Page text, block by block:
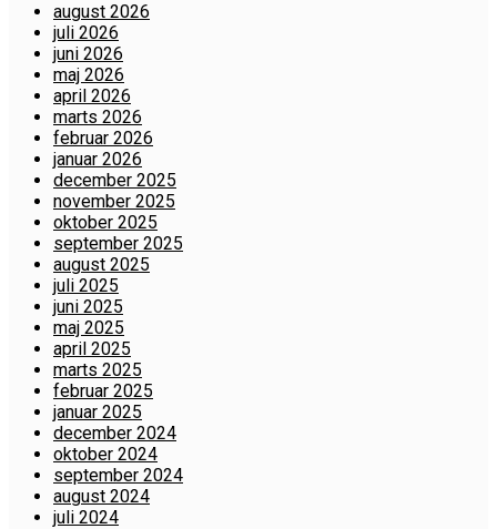
august 2026
juli 2026
juni 2026
maj 2026
april 2026
marts 2026
februar 2026
januar 2026
december 2025
november 2025
oktober 2025
september 2025
august 2025
juli 2025
juni 2025
maj 2025
april 2025
marts 2025
februar 2025
januar 2025
december 2024
oktober 2024
september 2024
august 2024
juli 2024